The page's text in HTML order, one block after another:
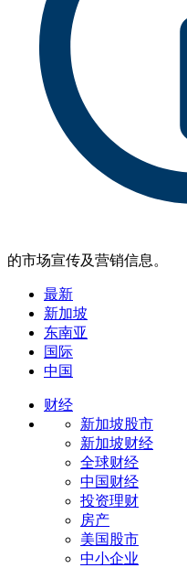
的市场宣传及营销信息。
最新
新加坡
东南亚
国际
中国
财经
新加坡股市
新加坡财经
全球财经
中国财经
投资理财
房产
美国股市
中小企业